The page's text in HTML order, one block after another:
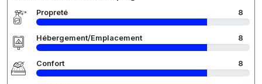
Propreté 8
Hébergement/Emplacement 8
Confort 8